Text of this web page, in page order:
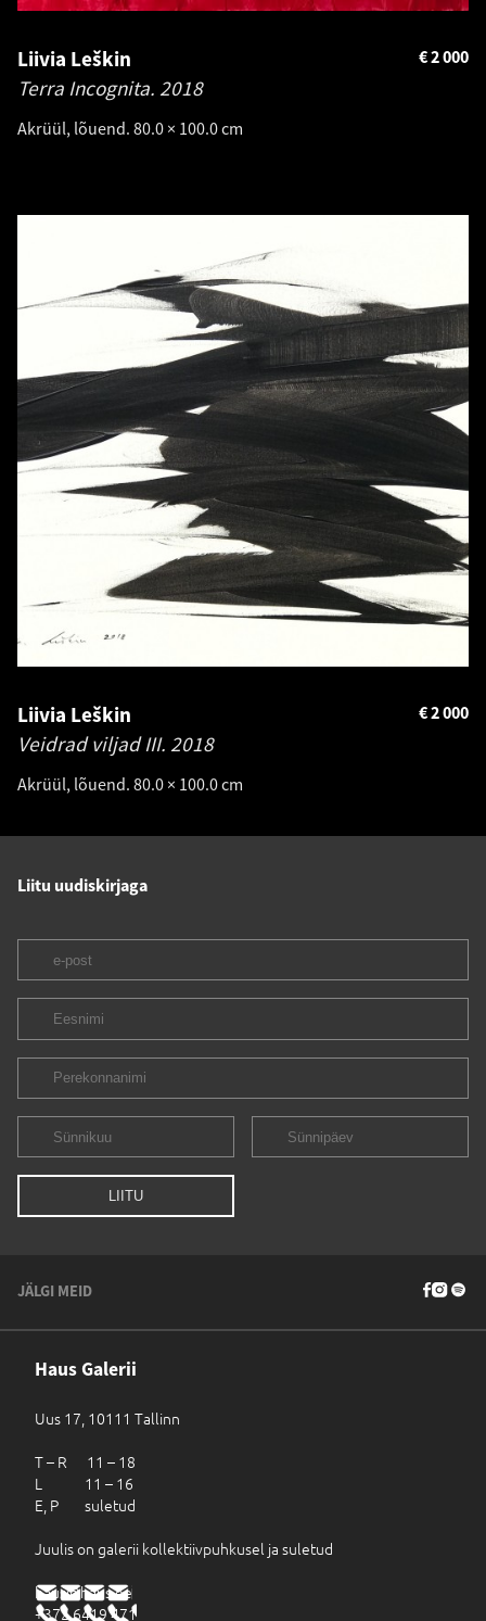
Liivia Leškin
Terra Incognita. 2018
Akrüül, lõuend. 80.0 × 100.0 cm
2 000
€
Liivia Leškin
Veidrad viljad III. 2018
Akrüül, lõuend. 80.0 × 100.0 cm
2 000
€
Liitu uudiskirjaga
JÄLGI MEID
Haus Galerii
Uus 17, 10111 Tallinn
T – R 11 – 18
L 11 – 16
E, P suletud
Juulis on galerii kollektiivpuhkusel ja suletud
haus@haus.ee
+372 6419 471